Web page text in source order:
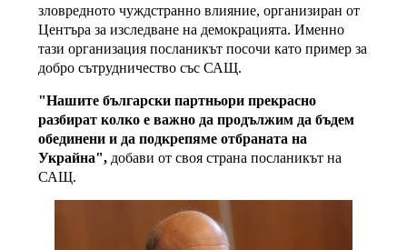
зловредното чуждстранно влияние, организиран от
Центъра за изследване на демокрацията. Именно
тази организация посланикът посочи като пример за
добро сътрудничество със САЩ.
"Нашите български партньори прекрасно
разбират колко е важно да продължим да бъдем
обединени и да подкрепяме отбраната на
Украйна", добави от своя страна посланикът на
САЩ.